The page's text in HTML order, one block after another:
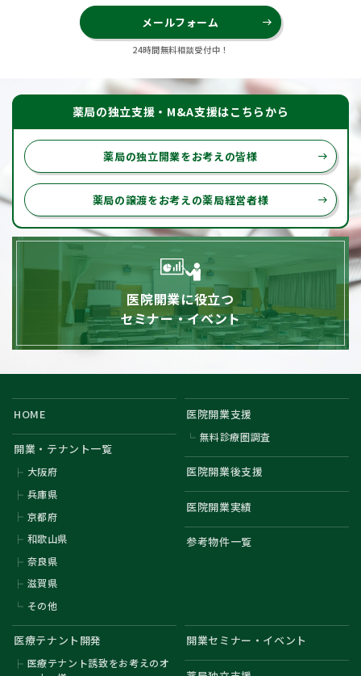
メールフォーム east
24時間無料相談受付中！
薬局の独立支援・M&A支援はこちらから
薬局の独立開業をお考えの皆様 east
薬局の譲渡をお考えの薬局経営者様 east
医院開業に役立つ
セミナー・イベント
HOME
開業・テナント一覧
大阪府
兵庫県
京都府
和歌山県
奈良県
滋賀県
その他
医院開業支援
無料診療圏調査
医院開業後支援
医院開業実績
参考物件一覧
医療テナント開発
医療テナント誘致をお考えのオ
開業セミナー・イベント